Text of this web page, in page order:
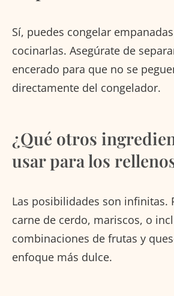
Sí, puedes congelar
cocinarlas. Asegúrate de
encerado para que no se
directamente del congelador.
¿Qué otros
usar para los
Las posibilidades son infinitas.
carne de cerdo, mariscos, o
combinaciones de frutas y
enfoque más dulce.